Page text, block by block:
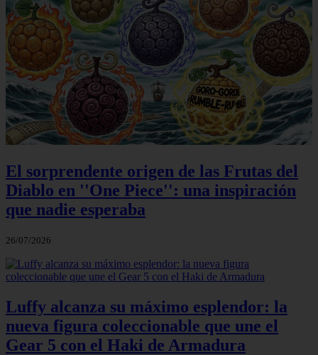
El sorprendente origen de las Frutas del
Diablo en ''One Piece'': una inspiración
que nadie esperaba
26/07/2026
Luffy alcanza su máximo esplendor: la
nueva figura coleccionable que une el
Gear 5 con el Haki de Armadura